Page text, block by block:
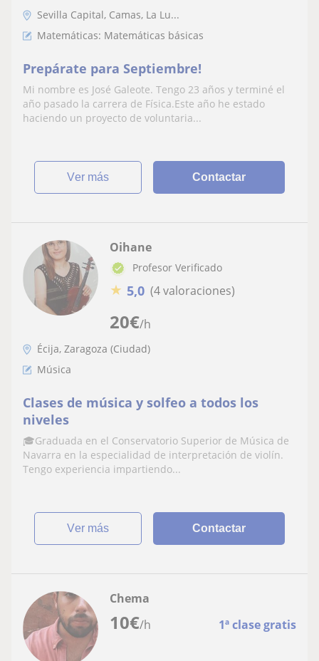
Sevilla Capital, Camas, La Lu...
Matemáticas: Matemáticas básicas
Prepárate para Septiembre!
Mi nombre es José Galeote. Tengo 23 años y terminé el
año pasado la carrera de Física.Este año he estado
haciendo un proyecto de voluntaria...
ver más Contactar
20€/h
Oihane
Profesor Verificado
★ 5,0 (4 valoraciones)
Écija, Zaragoza (Ciudad)
Música
Clases de música y solfeo a todos los
niveles
🎓Graduada en el Conservatorio Superior de Música de
Navarra en la especialidad de interpretación de violín.
Tengo experiencia impartiendo...
ver más Contactar
10€/h 1ª clase gratis
Chema